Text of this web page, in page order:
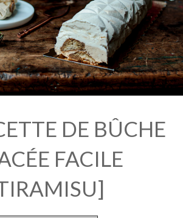
DE BÛCHE
FACILE